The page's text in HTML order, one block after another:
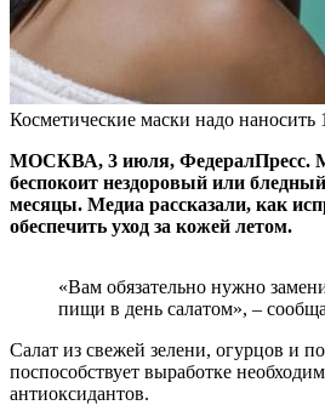
Косметические маски надо наносить
МОСКВА, 3 июля, ФедералПресс.
беспокоит нездоровый или
месяцы. Медиа рассказали, как
обеспечить уход за кожей летом.
«Вам обязательно нужно
пищи в день салатом», –
Салат из свежей зелени, огурцов и
поспособствует выработке
антиоксидантов.